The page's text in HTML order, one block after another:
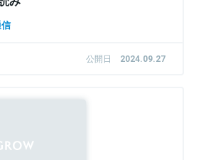
公開日 2024.09.27